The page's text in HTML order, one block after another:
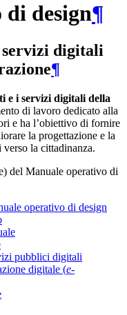
design¶
digitali
¶
e i servizi digitali della
di lavoro dedicato alla
e ha l’obiettivo di fornire
la progettazione e la
la cittadinanza.
del Manuale operativo di
operativo di design
pubblici digitali
digitale (e-